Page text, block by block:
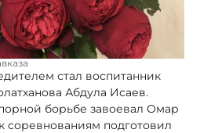
стал воспитанник
Абдула Исаев.
борьбе завоевал Омар
соревнованиям подготовил